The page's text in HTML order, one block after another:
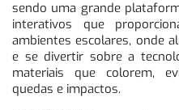
sendo uma grande
interativos que
ambientes escolares, onde
e se divertir sobre a
materiais que colorem,
quedas e impactos.